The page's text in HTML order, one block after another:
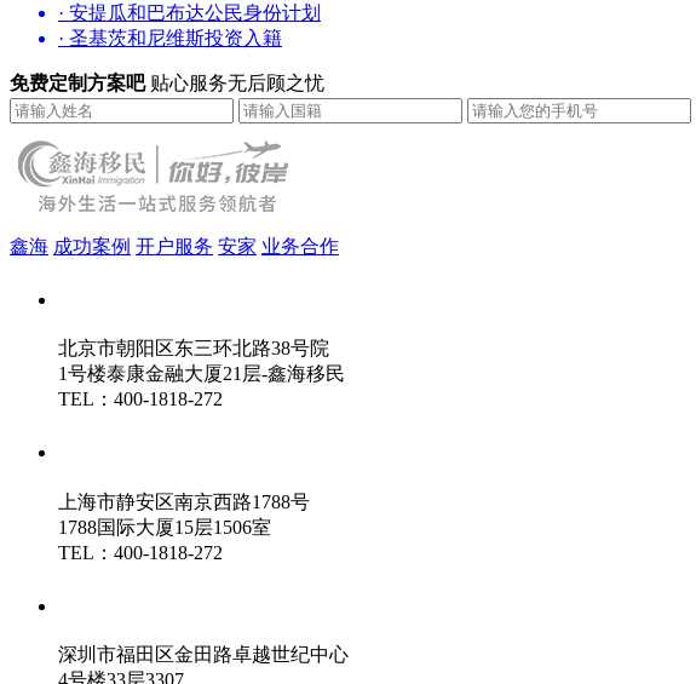
· 安提瓜和巴布达公民身份计划
· 圣基茨和尼维斯投资入籍
免费定制方案吧 贴心服务无后顾之忧
鑫海 成功案例 开户服务 安家 业务合作
北京市朝阳区东三环北路38号院
1号楼泰康金融大厦21层-鑫海移民
TEL：400-1818-272
上海市静安区南京西路1788号
1788国际大厦15层1506室
TEL：400-1818-272
深圳市福田区金田路卓越世纪中心